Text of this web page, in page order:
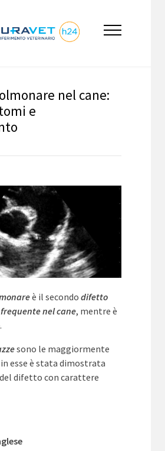
nel cane:
e
è il secondo difetto
frequente nel cane, mentre è
.
sono le maggiormente
esse è stata dimostrata
difetto con carattere